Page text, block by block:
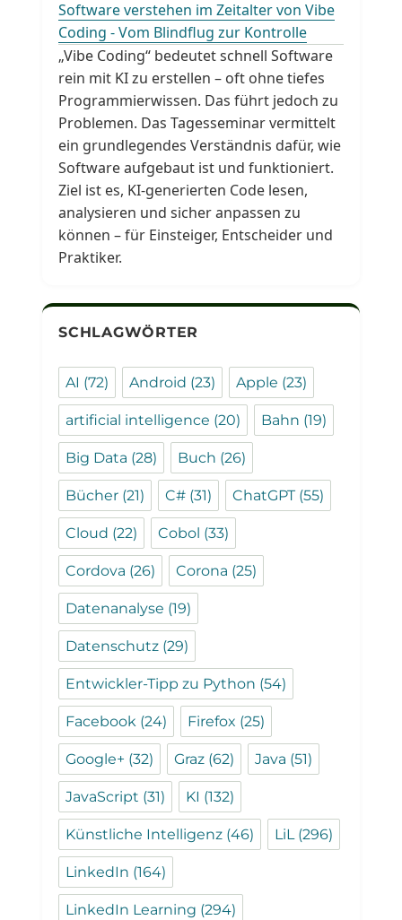
Software verstehen im Zeitalter von Vibe
Coding - Vom Blindflug zur Kontrolle
„Vibe Coding“ bedeutet schnell Software
rein mit KI zu erstellen – oft ohne tiefes
Programmierwissen. Das führt jedoch zu
Problemen. Das Tagesseminar vermittelt
ein grundlegendes Verständnis dafür, wie
Software aufgebaut ist und funktioniert.
Ziel ist es, KI-generierten Code lesen,
analysieren und sicher anpassen zu
können – für Einsteiger, Entscheider und
Praktiker.
SCHLAGWÖRTER
AI (72) Android (23) Apple (23)
artificial intelligence (20) Bahn (19)
Big Data (28) Buch (26)
Bücher (21) C# (31) ChatGPT(55)
Cloud (22) Cobol (33)
Cordova (26) Corona (25)
Datenanalyse (19)
Datenschutz (29)
Entwickler-Tipp zu Python (54)
Facebook (24) Firefox (25)
Google+ (32) Graz (62) Java (51)
JavaScript (31) KI (132)
Künstliche Intelligenz (46) LiL(296)
LinkedIn (164)
LinkedIn Learning (294)